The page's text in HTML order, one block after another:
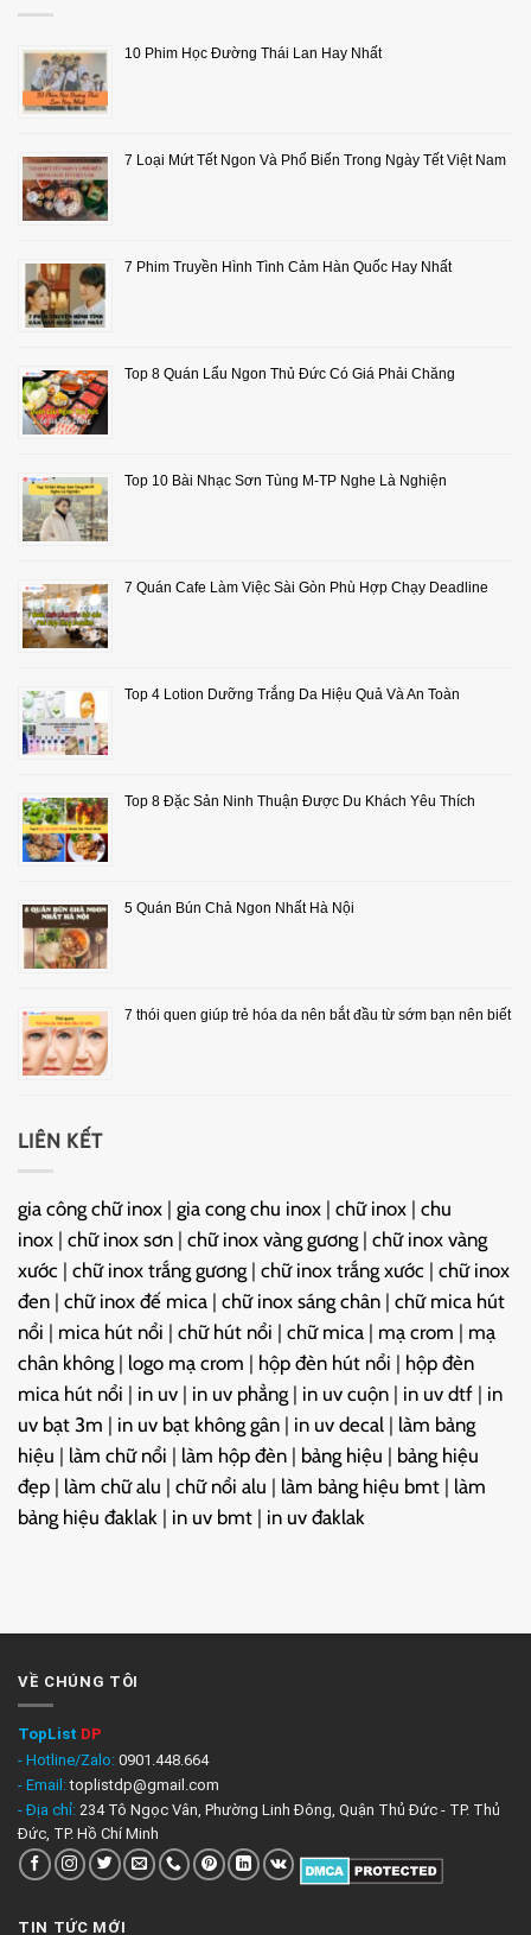
10 Phim Học Đường Thái Lan Hay Nhất
7 Loại Mứt Tết Ngon Và Phổ Biến Trong Ngày Tết Việt Nam
7 Phim Truyền Hình Tình Cảm Hàn Quốc Hay Nhất
Top 8 Quán Lẩu Ngon Thủ Đức Có Giá Phải Chăng
Top 10 Bài Nhạc Sơn Tùng M-TP Nghe Là Nghiện
7 Quán Cafe Làm Việc Sài Gòn Phù Hợp Chạy Deadline
Top 4 Lotion Dưỡng Trắng Da Hiệu Quả Và An Toàn
Top 8 Đặc Sản Ninh Thuận Được Du Khách Yêu Thích
5 Quán Bún Chả Ngon Nhất Hà Nội
7 thói quen giúp trẻ hóa da nên bắt đầu từ sớm bạn nên biết
LIÊN KẾT
gia công chữ inox | gia cong chu inox | chữ inox | chu
inox | chữ inox sơn | chữ inox vàng gương | chữ inox vàng
xước | chữ inox trắng gương | chữ inox trắng xước | chữ inox
đen | chữ inox đế mica | chữ inox sáng chân | chữ mica hút
nổi | mica hút nổi | chữ hút nổi | chữ mica | mạ crom | mạ
chân không | logo mạ crom | hộp đèn hút nổi | hộp đèn
mica hút nổi | in uv | in uv phẳng | in uv cuộn | in uv dtf | in
uv bạt 3m | in uv bạt không gân | in uv decal | làm bảng
hiệu | làm chữ nổi | làm hộp đèn | bảng hiệu | bảng hiệu
đẹp | làm chữ alu | chữ nổi alu | làm bảng hiệu bmt | làm
bảng hiệu đaklak | in uv bmt | in uv đaklak
VỀ CHÚNG TÔI
TopList DP
- Hotline/Zalo: 0901.448.664
- Email:toplistdp@gmail.com
- Địa chỉ: 234 Tô Ngọc Vân, Phường Linh Đông, Quận Thủ Đức - TP. Thủ
Đức, TP. Hồ Chí Minh
TIN TỨC MỚI